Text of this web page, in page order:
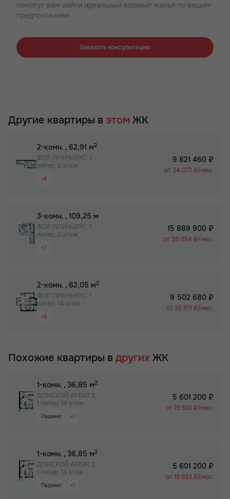
помогут вам найти идеальный вариант жилья по вашим
предпочтениям
Заказать консультацию
Другие квартиры в этом ЖК
2-комн. , 62,91 м2
ФОР ПРЕМЬЕРС, 1
литер, 2 этаж
+6
Вид на 2 стороны
Паркинг
Собственный спортзал в ЖК
9 821 460 ₽
от 34 077 ₽/мес.
3-комн. , 109,25 м
ФОР ПРЕМЬЕРС, 1
литер, 2 этаж
+7
Вид на 2 стороны
Паркинг
Не угловая
15 889 900 ₽
от 55 054 ₽/мес.
2-комн. , 62,05 м2
ФОР ПРЕМЬЕРС, 1
литер, 14 этаж
+6
Просторная лоджия/балкон
Собственный спортзал в ЖК
Бизнес-класс
9 502 680 ₽
от 32 971 ₽/мес.
Похожие квартиры в других ЖК
1-комн. , 36,85 м2
ДОНСКОЙ АРБАТ 2,
1 литер, 14 этаж
+1
Паркинг
5 601 200 ₽
от 19 933 ₽/мес.
1-комн. , 36,85 м2
ДОНСКОЙ АРБАТ 2,
1 литер, 13 этаж
+1
Паркинг
5 601 200 ₽
от 19 933 ₽/мес.